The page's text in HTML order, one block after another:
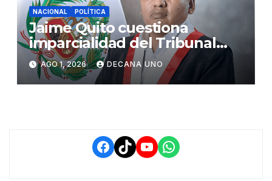
NACIONAL POLÍTICA
Jaime Quito cuestiona
imparcialidad del Tribunal
Constitucional tras liberación
de Ollanta Humala
AGO 1, 2026 DECANA UNO
Facebook
TikTokYouTube
WhatsApp